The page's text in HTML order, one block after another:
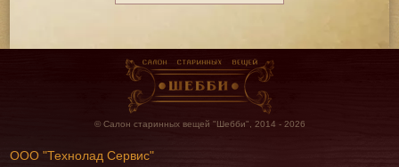
© Салон старинных вещей "Шебби", 2014 - 2026
ООО "Технолад Сервис"